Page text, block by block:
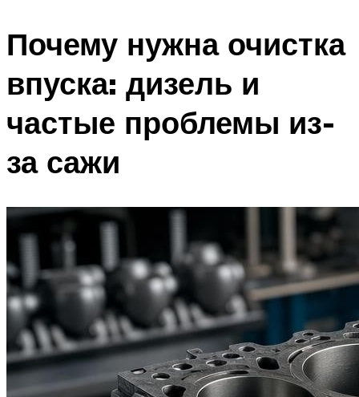
Почему нужна очистка
впуска: дизель и
частые проблемы из-
за сажи